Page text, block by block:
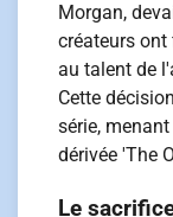
Morgan,
créateurs
au talent de
Cette
série,
dérivée 'The
Le